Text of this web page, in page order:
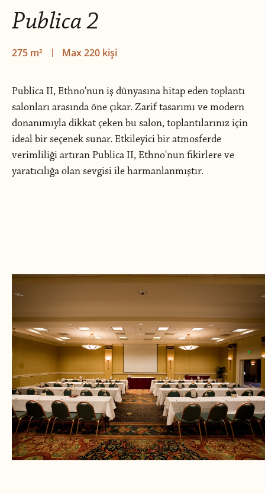
Publica 2
275 m² Max 220 kişi
Publica II, Ethno'nun iş dünyasına hitap eden toplantı
salonları arasında öne çıkar. Zarif tasarımı ve modern
donanımıyla dikkat çeken bu salon, toplantılarınız için
ideal bir seçenek sunar. Etkileyici bir atmosferde
verimliliği artıran Publica II, Ethno'nun fikirlere ve
yaratıcılığa olan sevgisi ile harmanlanmıştır.